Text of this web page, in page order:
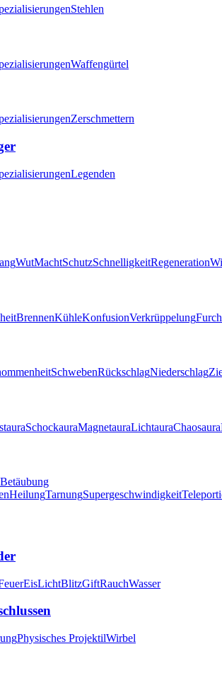
Stehlen
Waffengürtel
Zerschmettern
Legenden
WutMachtSchutzSchnelligkeitRegeneration
BrennenKühleKonfusionVerkrüppelung
SchwebenRückschlagNiederschlag
SchockauraMagnetauraLichtauraChaosaura
HeilungTarnungSupergeschwindigkeit
EisLichtBlitzGiftRauchWasser
Physisches ProjektilWirbel